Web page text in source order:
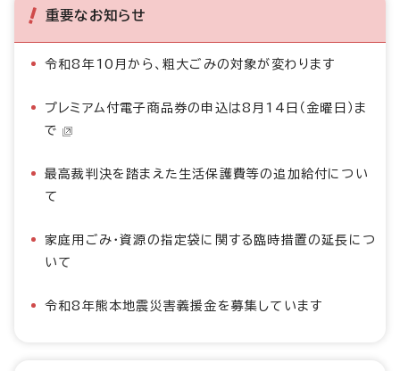
重要なお知らせ
令和8年10月から、粗大ごみの対象が変わります
プレミアム付電子商品券の申込は8月14日（金曜日）ま
で
最高裁判決を踏まえた生活保護費等の追加給付につい
て
家庭用ごみ・資源の指定袋に関する臨時措置の延長につ
いて
令和8年熊本地震災害義援金を募集しています